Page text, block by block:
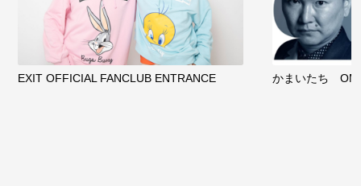
EXIT OFFICIAL FANCLUB ENTRANCE かまいたち